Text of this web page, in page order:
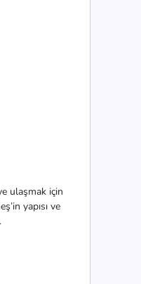
ulaşmak için
yapısı ve